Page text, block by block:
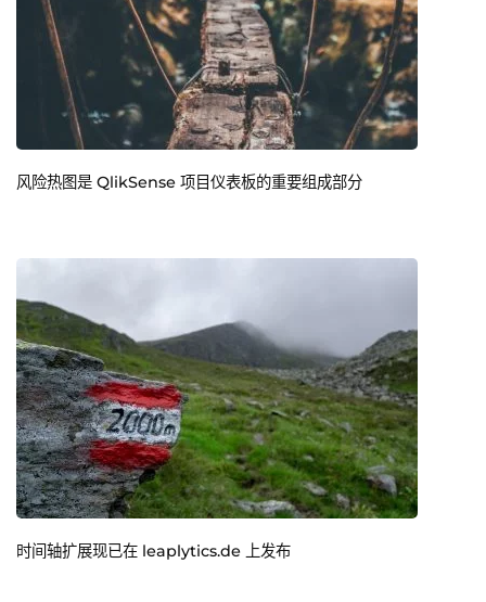
风险热图是 QlikSense 项目仪表板的重要组成部分
时间轴扩展现已在 leaplytics.de 上发布